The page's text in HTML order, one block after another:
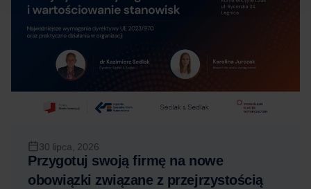
30 lipca, 2026
Przygotuj swoją firmę na nowe
obowiązki związane z przejrzystością